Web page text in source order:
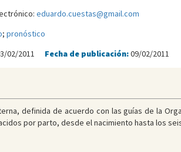
eduardo.cuestas@gmail.com
; pronóstico
02/2011 Fecha de publicación:09/02/2011
definida de acuerdo con las guías de la
por parto, desde el nacimiento hasta los